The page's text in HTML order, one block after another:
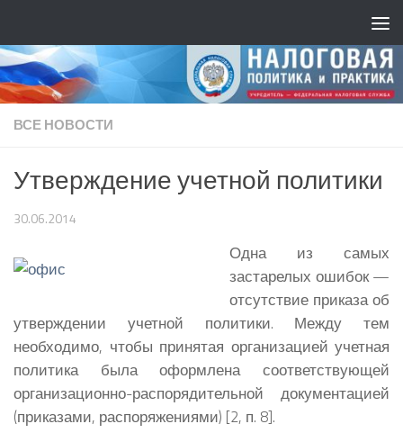
ВСЕ НОВОСТИ
Утверждение учетной политики
30.06.2014
Одна из самых
застарелых ошибок —
отсутствие приказа об
утверждении учетной политики. Между тем
необходимо, чтобы принятая организацией учетная
политика была оформлена соответствующей
организационно-распорядительной документацией
(приказами, распоряжениями) [2, п. 8].